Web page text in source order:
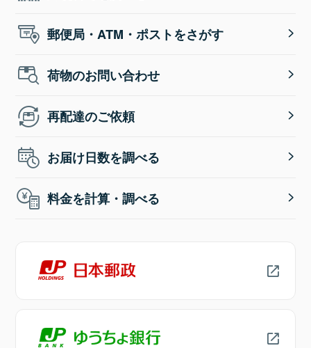
郵便局・ATM・ポストをさがす
荷物のお問い合わせ
再配達のご依頼
お届け日数を調べる
料金を計算・調べる